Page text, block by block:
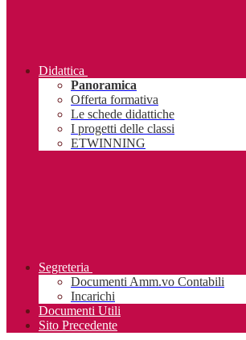
Didattica
Panoramica
Offerta formativa
Le schede didattiche
I progetti delle classi
ETWINNING
Segreteria
Documenti Amm.vo Contabili
Incarichi
Documenti Utili
Sito Precedente